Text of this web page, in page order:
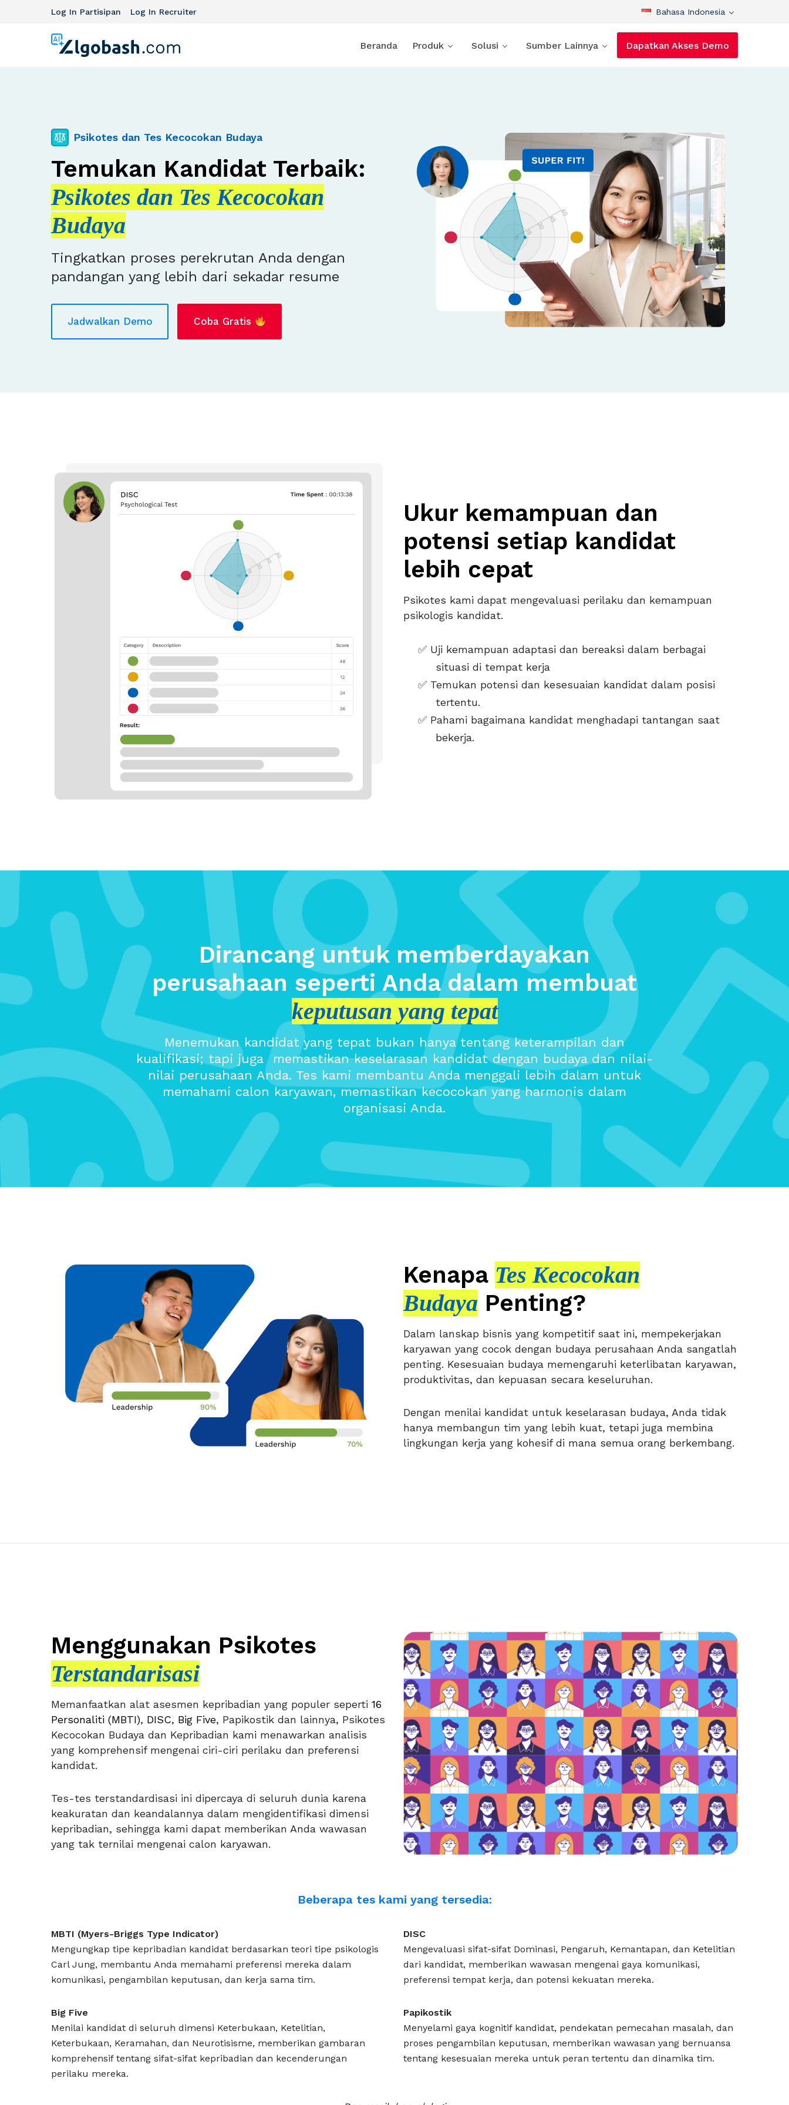
Log In Partisipan Log In Recruiter Bahasa Indonesia
Beranda Produk Solusi Sumber Lainnya Dapatkan Akses Demo
Psikotes dan Tes Kecocokan Budaya
Temukan Kandidat Terbaik:
Psikotes dan Tes Kecocokan
Budaya
Tingkatkan proses perekrutan Anda dengan
pandangan yang lebih dari sekadar resume
Jadwalkan DemoJadwalkan Demo
Coba Gratis Coba Gratis
Ukur kemampuan dan
potensi setiap kandidat
lebih cepat
Psikotes kami dapat mengevaluasi perilaku dan kemampuan
psikologis kandidat.
Uji kemampuan adaptasi dan bereaksi dalam berbagai
situasi di tempat kerja
Temukan potensi dan kesesuaian kandidat dalam posisi
tertentu.
Pahami bagaimana kandidat menghadapi tantangan saat
bekerja.
Dirancang untuk memberdayakan
perusahaan seperti Anda dalam membuat
keputusan yang tepat
Menemukan kandidat yang tepat bukan hanya tentang keterampilan dan
kualifikasi; tapi juga memastikan keselarasan kandidat dengan budaya dan nilai-
nilai perusahaan Anda. Tes kami membantu Anda menggali lebih dalam untuk
memahami calon karyawan, memastikan kecocokan yang harmonis dalam
organisasi Anda.
Kenapa Tes Kecocokan
Budaya Penting?
Dalam lanskap bisnis yang kompetitif saat ini, mempekerjakan
karyawan yang cocok dengan budaya perusahaan Anda sangatlah
penting. Kesesuaian budaya memengaruhi keterlibatan karyawan,
produktivitas, dan kepuasan secara keseluruhan.
Dengan menilai kandidat untuk keselarasan budaya, Anda tidak
hanya membangun tim yang lebih kuat, tetapi juga membina
lingkungan kerja yang kohesif di mana semua orang berkembang.
Menggunakan Psikotes
Terstandarisasi
Memanfaatkan alat asesmen kepribadian yang populer seperti 16
Personaliti (MBTI), DISC, Big Five, Papikostik dan lainnya, Psikotes
Kecocokan Budaya dan Kepribadian kami menawarkan analisis
yang komprehensif mengenai ciri-ciri perilaku dan preferensi
kandidat.
Tes-tes terstandardisasi ini dipercaya di seluruh dunia karena
keakuratan dan keandalannya dalam mengidentifikasi dimensi
kepribadian, sehingga kami dapat memberikan Anda wawasan
yang tak ternilai mengenai calon karyawan.
Beberapa tes kami yang tersedia:
MBTI (Myers-Briggs Type Indicator)
Mengungkap tipe kepribadian kandidat berdasarkan teori tipe psikologis
Carl Jung, membantu Anda memahami preferensi mereka dalam
komunikasi, pengambilan keputusan, dan kerja sama tim.
DISC
Mengevaluasi sifat-sifat Dominasi, Pengaruh, Kemantapan, dan Ketelitian
dari kandidat, memberikan wawasan mengenai gaya komunikasi,
preferensi tempat kerja, dan potensi kekuatan mereka.
Big Five
Menilai kandidat di seluruh dimensi Keterbukaan, Ketelitian,
Keterbukaan, Keramahan, dan Neurotisisme, memberikan gambaran
komprehensif tentang sifat-sifat kepribadian dan kecenderungan
perilaku mereka.
Papikostik
Menyelami gaya kognitif kandidat, pendekatan pemecahan masalah, dan
proses pengambilan keputusan, memberikan wawasan yang bernuansa
tentang kesesuaian mereka untuk peran tertentu dan dinamika tim.